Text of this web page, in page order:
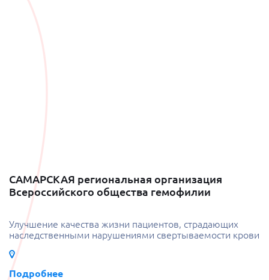
САМАРСКАЯ региональная организация
Всероссийского общества гемофилии
Улучшение качества жизни пациентов, страдающих
наследственными нарушениями свертываемости крови
Подробнее